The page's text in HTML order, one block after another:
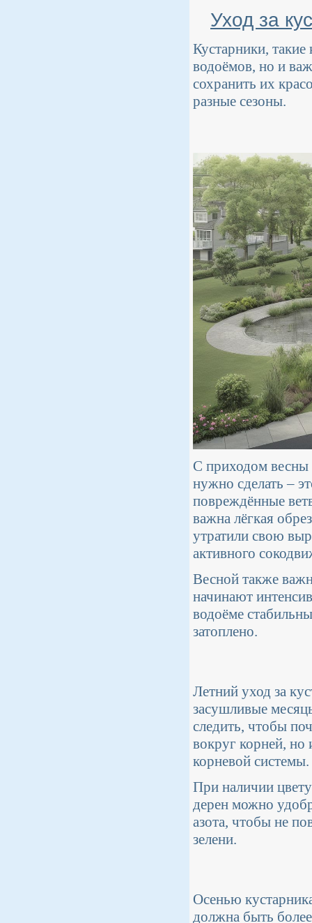
Уход за
Кустарники,
водоёмов, но и
сохранить их
разные сезоны.
С приходом весны
нужно сделать –
повреждённые
важна лёгкая
утратили свою
активного
Весной также
начинают
водоёме
затоплено.
Летний уход за
засушливые
следить, чтобы
вокруг корней, но
корневой системы.
При наличии
дерен можно
азота, чтобы не
зелени.
Осенью
должна быть